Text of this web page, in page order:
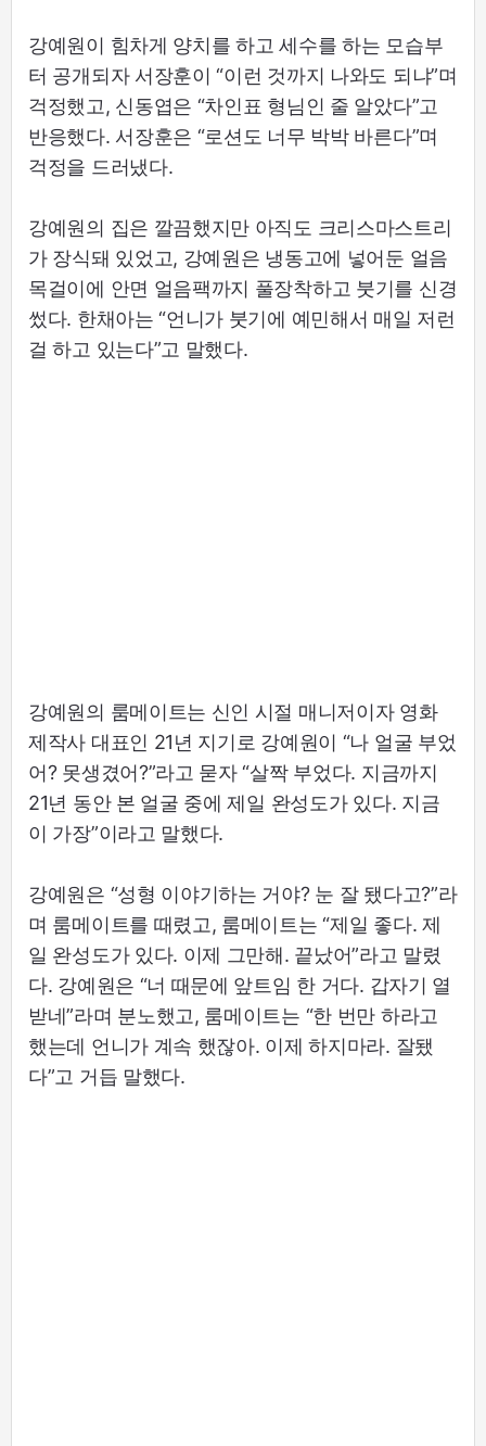
강예원이 힘차게 양치를 하고 세수를 하는 모습부
터 공개되자 서장훈이 “이런 것까지 나와도 되냐”며
걱정했고, 신동엽은 “차인표 형님인 줄 알았다”고
반응했다. 서장훈은 “로션도 너무 박박 바른다”며
걱정을 드러냈다.
강예원의 집은 깔끔했지만 아직도 크리스마스트리
가 장식돼 있었고, 강예원은 냉동고에 넣어둔 얼음
목걸이에 안면 얼음팩까지 풀장착하고 붓기를 신경
썼다. 한채아는 “언니가 붓기에 예민해서 매일 저런
걸 하고 있는다”고 말했다.
강예원의 룸메이트는 신인 시절 매니저이자 영화
제작사 대표인 21년 지기로 강예원이 “나 얼굴 부었
어? 못생겼어?”라고 묻자 “살짝 부었다. 지금까지
21년 동안 본 얼굴 중에 제일 완성도가 있다. 지금
이 가장”이라고 말했다.
강예원은 “성형 이야기하는 거야? 눈 잘 됐다고?”라
며 룸메이트를 때렸고, 룸메이트는 “제일 좋다. 제
일 완성도가 있다. 이제 그만해. 끝났어”라고 말렸
다. 강예원은 “너 때문에 앞트임 한 거다. 갑자기 열
받네”라며 분노했고, 룸메이트는 “한 번만 하라고
했는데 언니가 계속 했잖아. 이제 하지마라. 잘됐
다”고 거듭 말했다.